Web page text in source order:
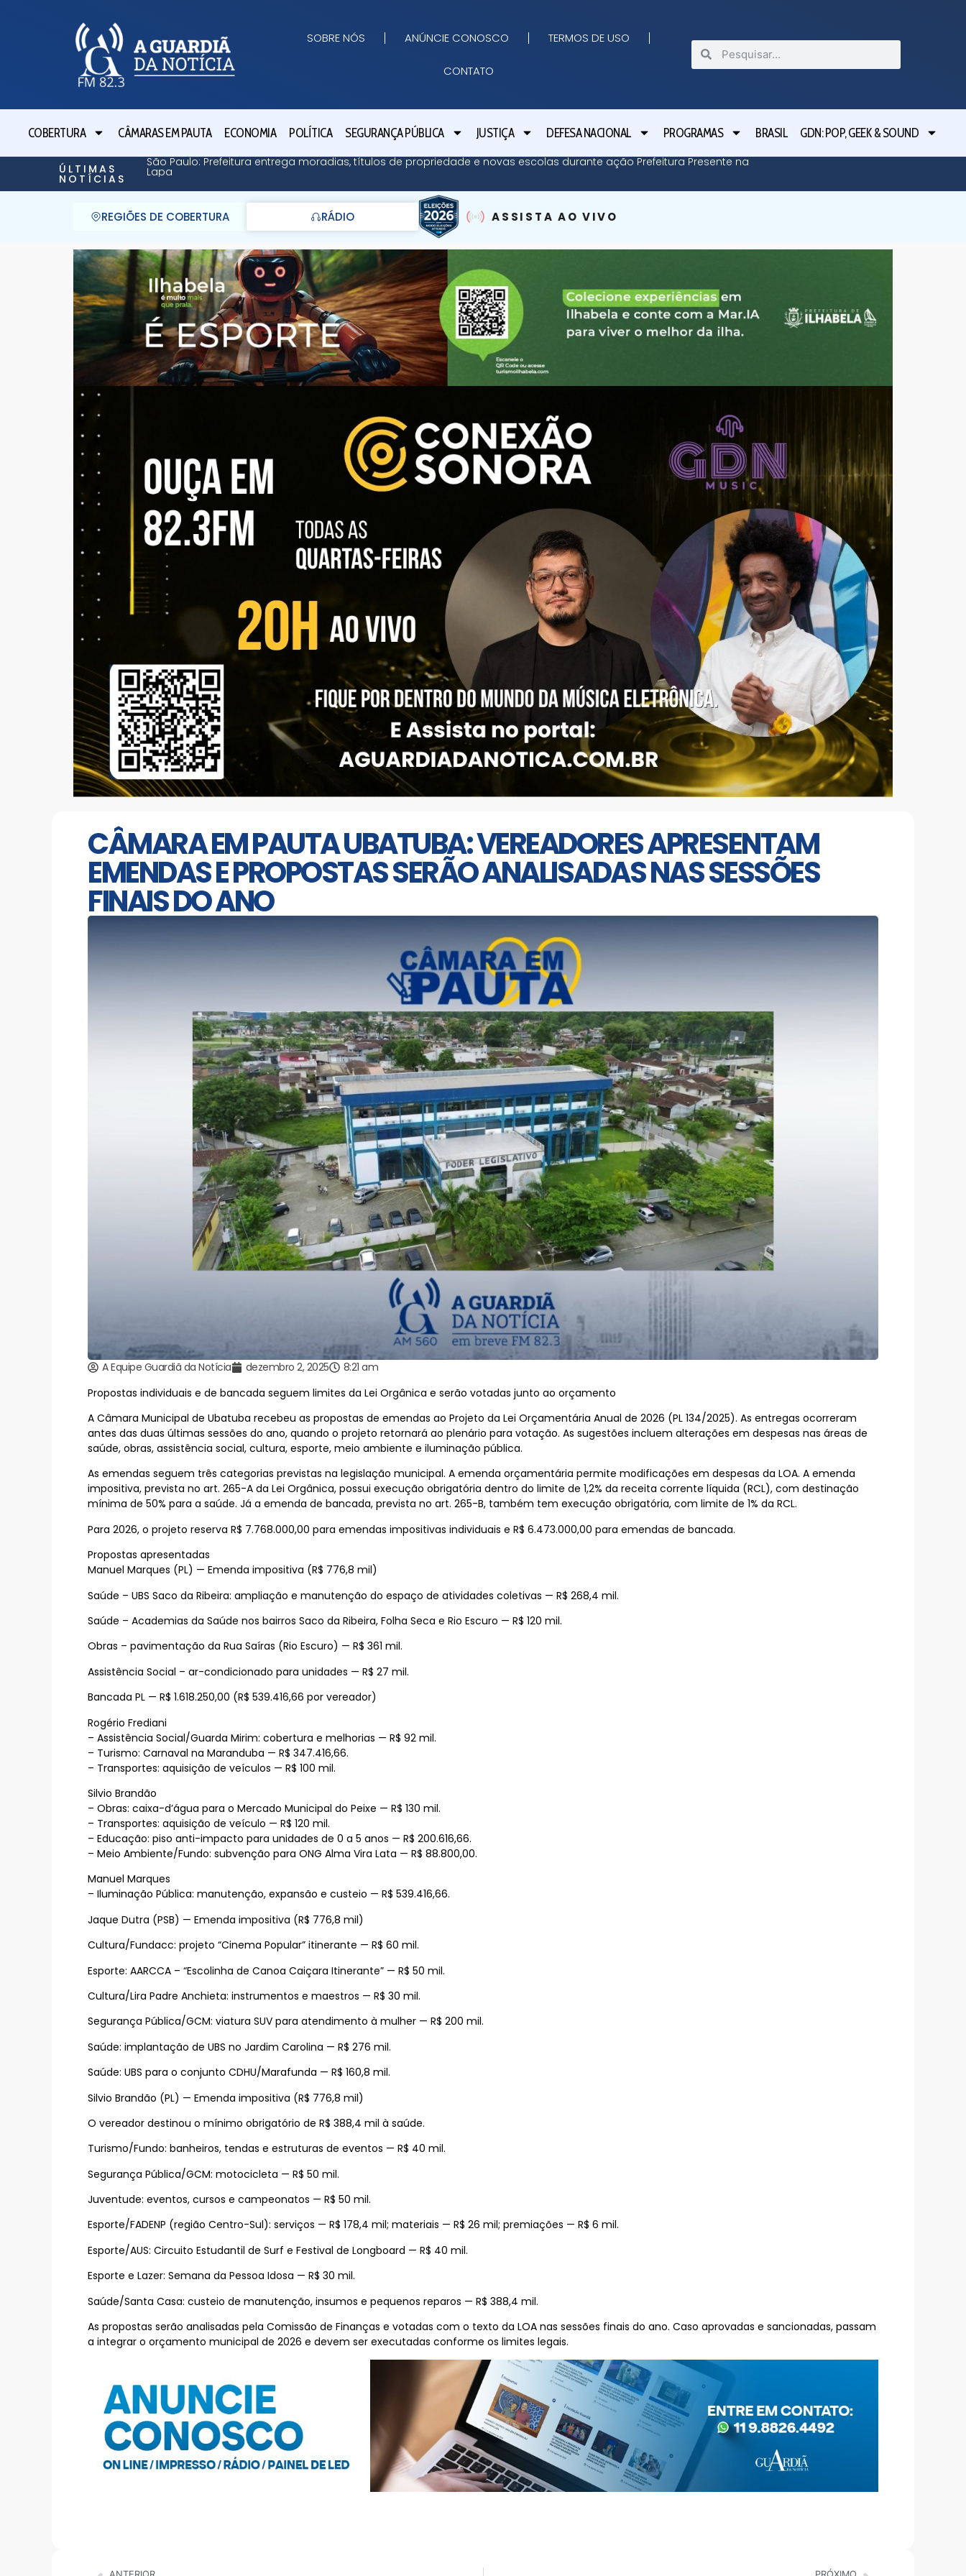
SOBRE NÓS ANÚNCIE CONOSCO TERMOS DE USO
CONTATO
COBERTURA CÂMARAS EM PAUTA ECONOMIA POLÍTICA SEGURANÇA PÚBLICA JUSTIÇA DEFESA NACIONAL PROGRAMAS BRASIL GDN: POP, GEEK & SOUND
ÚLTIMAS
NOTÍCIAS
São Paulo: Prefeitura entrega moradias, títulos de propriedade e novas escolas durante ação Prefeitura Presente na
Lapa
REGIÕES DE COBERTURA RÁDIO ASSISTA AO VIVO
CÂMARA EM PAUTA UBATUBA: VEREADORES APRESENTAM
EMENDAS E PROPOSTAS SERÃO ANALISADAS NAS SESSÕES
FINAIS DO ANO
A Equipe Guardiã da Notícia dezembro 2, 2025
8:21 am
Propostas individuais e de bancada seguem limites da Lei Orgânica e serão votadas junto ao orçamento
A Câmara Municipal de Ubatuba recebeu as propostas de emendas ao Projeto da Lei Orçamentária Anual de 2026 (PL 134/2025). As entregas ocorreram
antes das duas últimas sessões do ano, quando o projeto retornará ao plenário para votação. As sugestões incluem alterações em despesas nas áreas de
saúde, obras, assistência social, cultura, esporte, meio ambiente e iluminação pública.
As emendas seguem três categorias previstas na legislação municipal. A emenda orçamentária permite modificações em despesas da LOA. A emenda
impositiva, prevista no art. 265-A da Lei Orgânica, possui execução obrigatória dentro do limite de 1,2% da receita corrente líquida (RCL), com destinação
mínima de 50% para a saúde. Já a emenda de bancada, prevista no art. 265-B, também tem execução obrigatória, com limite de 1% da RCL.
Para 2026, o projeto reserva R$ 7.768.000,00 para emendas impositivas individuais e R$ 6.473.000,00 para emendas de bancada.
Propostas apresentadas
Manuel Marques (PL) — Emenda impositiva (R$ 776,8 mil)
Saúde – UBS Saco da Ribeira: ampliação e manutenção do espaço de atividades coletivas — R$ 268,4 mil.
Saúde – Academias da Saúde nos bairros Saco da Ribeira, Folha Seca e Rio Escuro — R$ 120 mil.
Obras – pavimentação da Rua Saíras (Rio Escuro) — R$ 361 mil.
Assistência Social – ar-condicionado para unidades — R$ 27 mil.
Bancada PL — R$ 1.618.250,00 (R$ 539.416,66 por vereador)
Rogério Frediani
– Assistência Social/Guarda Mirim: cobertura e melhorias — R$ 92 mil.
– Turismo: Carnaval na Maranduba — R$ 347.416,66.
– Transportes: aquisição de veículos — R$ 100 mil.
Silvio Brandão
– Obras: caixa-d’água para o Mercado Municipal do Peixe — R$ 130 mil.
– Transportes: aquisição de veículo — R$ 120 mil.
– Educação: piso anti-impacto para unidades de 0 a 5 anos — R$ 200.616,66.
– Meio Ambiente/Fundo: subvenção para ONG Alma Vira Lata — R$ 88.800,00.
Manuel Marques
– Iluminação Pública: manutenção, expansão e custeio — R$ 539.416,66.
Jaque Dutra (PSB) — Emenda impositiva (R$ 776,8 mil)
Cultura/Fundacc: projeto “Cinema Popular” itinerante — R$ 60 mil.
Esporte: AARCCA – “Escolinha de Canoa Caiçara Itinerante” — R$ 50 mil.
Cultura/Lira Padre Anchieta: instrumentos e maestros — R$ 30 mil.
Segurança Pública/GCM: viatura SUV para atendimento à mulher — R$ 200 mil.
Saúde: implantação de UBS no Jardim Carolina — R$ 276 mil.
Saúde: UBS para o conjunto CDHU/Marafunda — R$ 160,8 mil.
Silvio Brandão (PL) — Emenda impositiva (R$ 776,8 mil)
O vereador destinou o mínimo obrigatório de R$ 388,4 mil à saúde.
Turismo/Fundo: banheiros, tendas e estruturas de eventos — R$ 40 mil.
Segurança Pública/GCM: motocicleta — R$ 50 mil.
Juventude: eventos, cursos e campeonatos — R$ 50 mil.
Esporte/FADENP (região Centro-Sul): serviços — R$ 178,4 mil; materiais — R$ 26 mil; premiações — R$ 6 mil.
Esporte/AUS: Circuito Estudantil de Surf e Festival de Longboard — R$ 40 mil.
Esporte e Lazer: Semana da Pessoa Idosa — R$ 30 mil.
Saúde/Santa Casa: custeio de manutenção, insumos e pequenos reparos — R$ 388,4 mil.
As propostas serão analisadas pela Comissão de Finanças e votadas com o texto da LOA nas sessões finais do ano. Caso aprovadas e sancionadas, passam
a integrar o orçamento municipal de 2026 e devem ser executadas conforme os limites legais.